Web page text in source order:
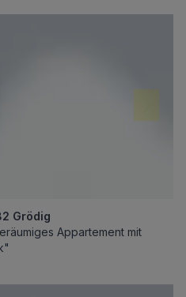
Grödig
Appartement mit